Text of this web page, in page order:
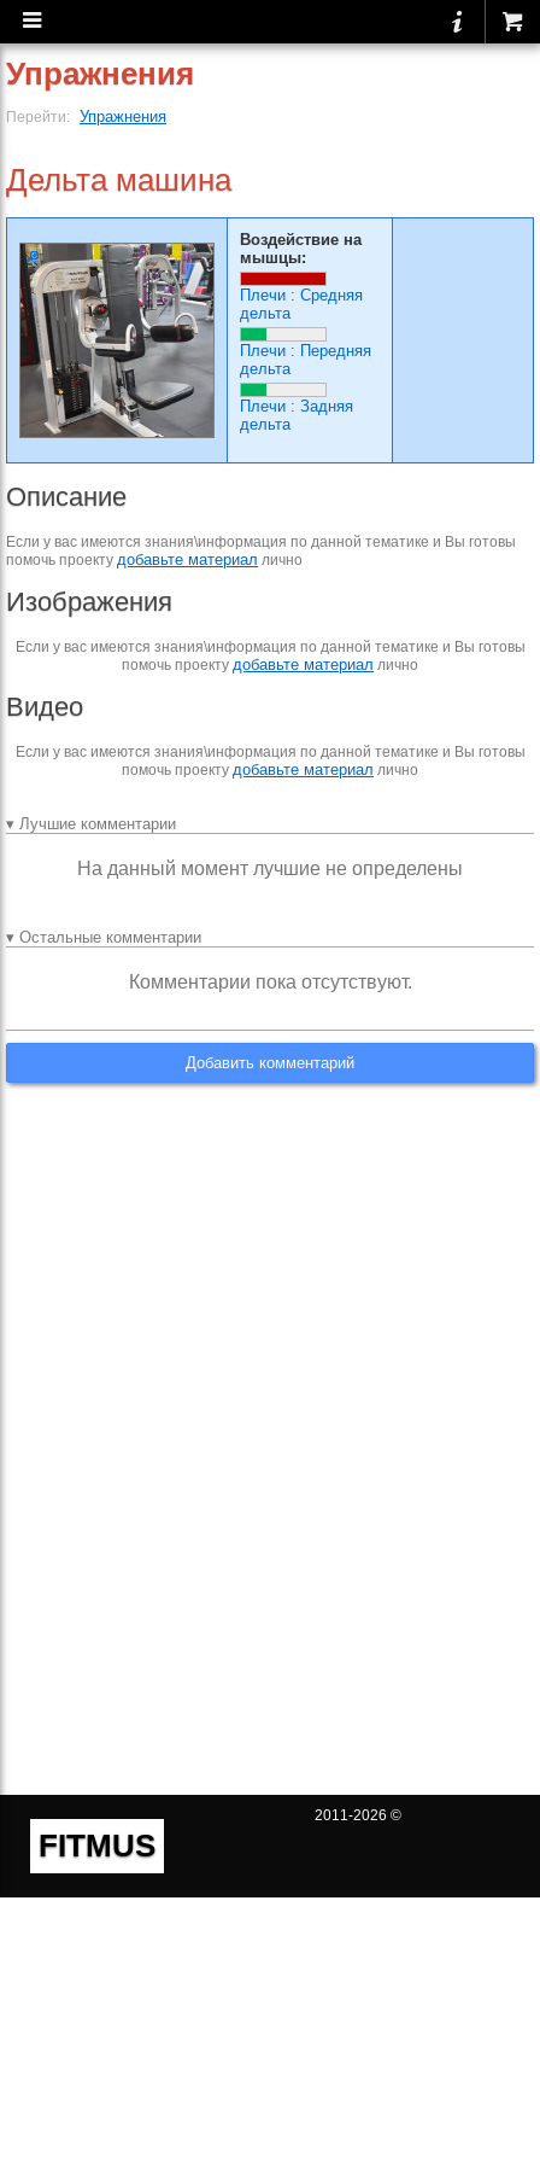
Упражнения
Перейти: Упражнения
Дельта машина
Воздействие на
мышцы:
Плечи : Средняя
дельта
Плечи : Передняя
дельта
Плечи : Задняя
дельта
Описание
Если у вас имеются знания\информация по данной тематике и Вы готовы
помочь проекту добавьте материал лично
Изображения
Если у вас имеются знания\информация по данной тематике и Вы готовы
помочь проекту добавьте материал лично
Видео
Если у вас имеются знания\информация по данной тематике и Вы готовы
помочь проекту добавьте материал лично
▾ Лучшие комментарии
На данный момент лучшие не определены
▾ Остальные комментарии
Комментарии пока отсутствуют.
Добавить комментарий
FITMUS
2011-2026 ©